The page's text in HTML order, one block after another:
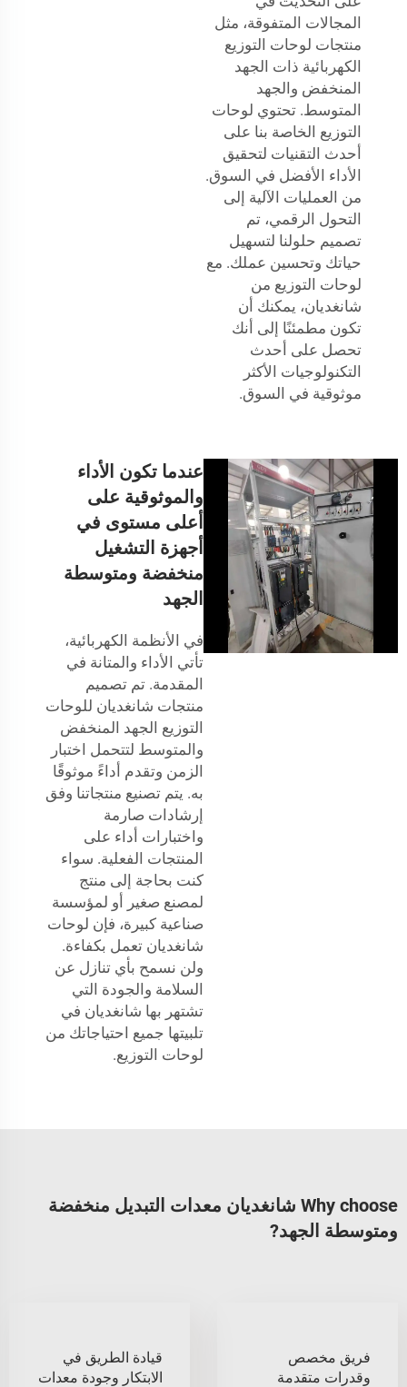
المجالات المتفوقة، مثل
منتجات لوحات التوزيع
الكهربائية ذات الجهد
المنخفض والجهد
المتوسط. تحتوي لوحات
التوزيع الخاصة بنا على
أحدث التقنيات لتحقيق
الأداء الأفضل في السوق.
من العمليات الآلية إلى
التحول الرقمي، تم
تصميم حلولنا لتسهيل
حياتك وتحسين عملك. مع
لوحات التوزيع من
شانغديان، يمكنك أن
تكون مطمئنًا إلى أنك
تحصل على أحدث
التكنولوجيات الأكثر
موثوقية في السوق.
عندما تكون الأداء
والموثوقية على
أعلى مستوى في
أجهزة التشغيل
منخفضة ومتوسطة
الجهد
في الأنظمة الكهربائية،
تأتي الأداء والمتانة في
المقدمة. تم تصميم
منتجات شانغديان للوحات
التوزيع الجهد المنخفض
والمتوسط لتتحمل اختبار
الزمن وتقدم أداءً موثوقًا
به. يتم تصنيع منتجاتنا وفق
إرشادات صارمة
واختبارات أداء على
المنتجات الفعلية. سواء
كنت بحاجة إلى منتج
لمصنع صغير أو لمؤسسة
صناعية كبيرة، فإن لوحات
شانغديان تعمل بكفاءة.
ولن نسمح بأي تنازل عن
السلامة والجودة التي
تشتهر بها شانغديان في
تلبيتها جميع احتياجاتك من
لوحات التوزيع.
Why choose شانغديان معدات التبديل منخفضة
ومتوسطة الجهد?
فريق مخصص
وقدرات متقدمة
قيادة الطريق في
الابتكار وجودة معدات